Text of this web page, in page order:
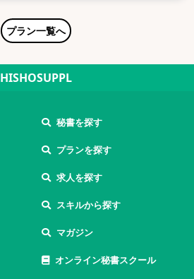
プラン一覧へ
HISHOSUPPL
秘書を探す
プランを探す
求人を探す
スキルから探す
マガジン
オンライン秘書スクール